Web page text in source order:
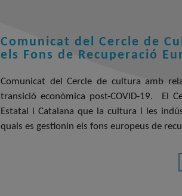
Comunicat del Cercle de
els Fons de Recuperació
Comunicat del Cercle de cultura amb
transició econòmica post-COVID-19. El
Estatal i Catalana que la cultura i les
quals es gestionin els fons europeus de